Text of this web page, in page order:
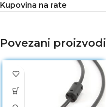
Kupovina na rate
Povezani proizvodi